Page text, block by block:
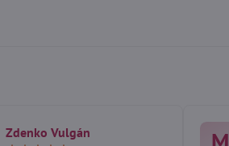
Zdenko Vulgán